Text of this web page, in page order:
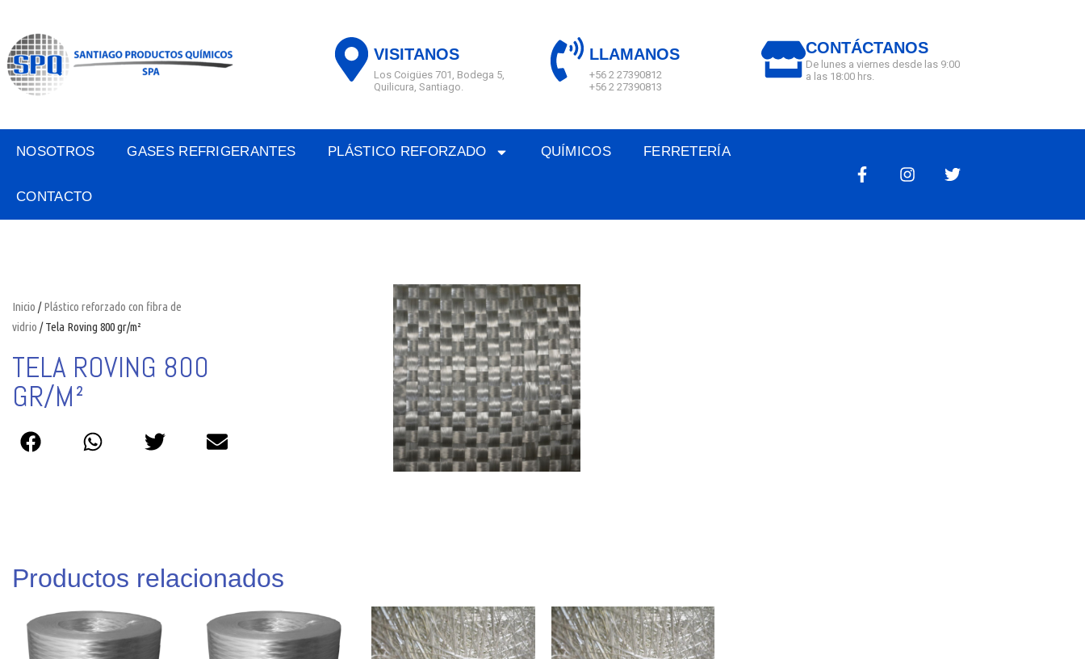
VISITANOS
Los Coigües 701, Bodega 5,
Quilicura, Santiago.
LLAMANOS
+56 2 27390812
+56 2 27390813
CONTÁCTANOS
De lunes a viernes desde las 9:00
a las 18:00 hrs.
NOSOTROS GASES REFRIGERANTES PLÁSTICO REFORZADO QUÍMICOS FERRETERÍA
CONTACTO
Inicio /Plástico reforzado con fibra de
vidrio / Tela Roving 800 gr/m²
TELA ROVING 800
GR/M²
Productos relacionados